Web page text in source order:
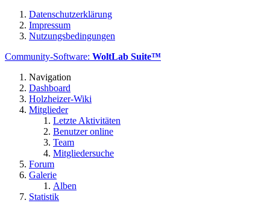
Datenschutzerklärung
Impressum
Nutzungsbedingungen
Community-Software: WoltLab Suite™
Navigation
Dashboard
Holzheizer-Wiki
Mitglieder
Letzte Aktivitäten
Benutzer online
Team
Mitgliedersuche
Forum
Galerie
Alben
Statistik